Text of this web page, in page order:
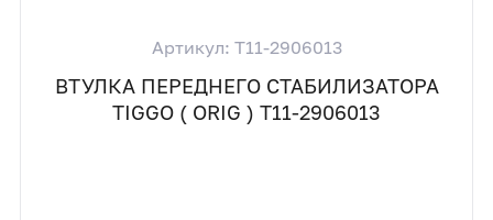
Артикул: T11-2906013
ВТУЛКА ПЕРЕДНЕГО СТАБИЛИЗАТОРА
TIGGO ( ORIG ) T11-2906013